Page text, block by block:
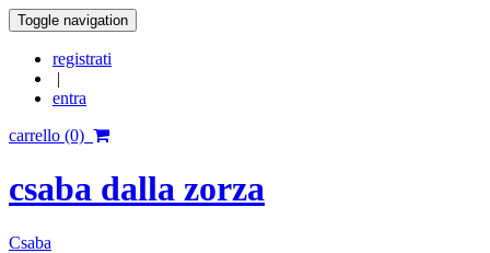
Toggle navigation
registrati
|
entra
carrello (0)
csaba dalla zorza
Csaba